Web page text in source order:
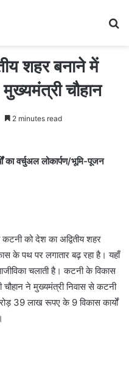
शहर बनाने में
चौहान
2 minutes read
का वर्चुअल लोकार्पण/भूमि-पूजन
को देश का अद्वितीय शहर
के पथ पर लगातार बढ़ रहा है। यहाँ
चलाती है। कटनी के विकास
चौहान ने मुख्यमंत्री निवास से कटनी
39 लाख रूपए के 9 विकास कार्यों